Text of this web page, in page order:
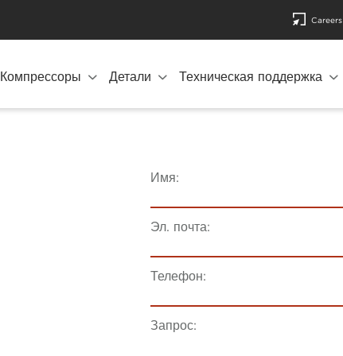
Careers
Компрессоры Детали Техническая поддержка
Имя:
Эл. почта:
Телефон:
Запрос: